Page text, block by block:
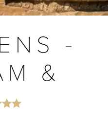
-
&